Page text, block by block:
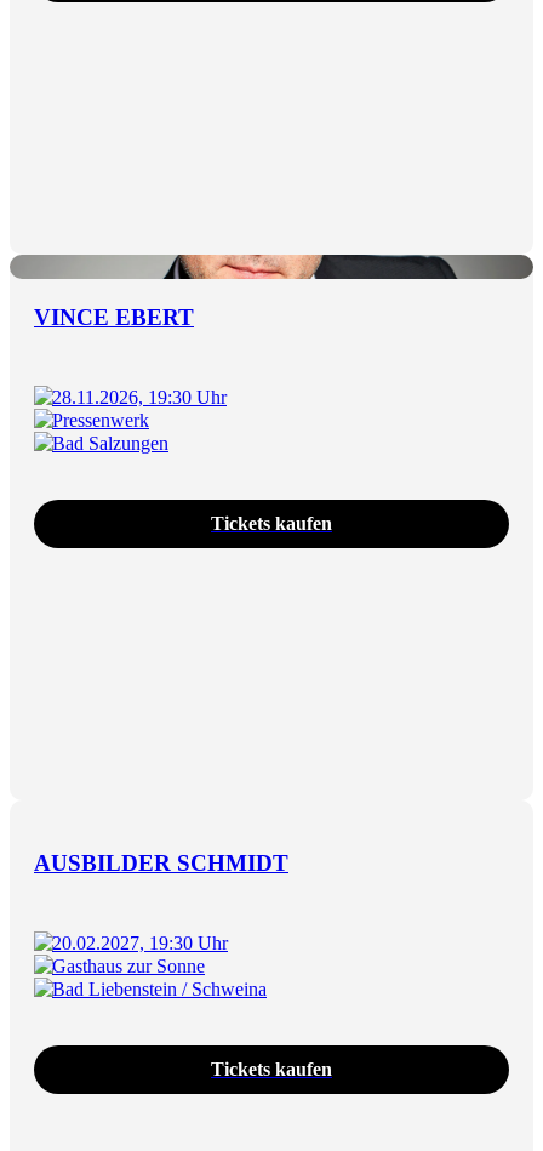
VINCE EBERT
28.11.2026, 19:30 Uhr
Pressenwerk
Bad Salzungen
Tickets kaufen
AUSBILDER SCHMIDT
20.02.2027, 19:30 Uhr
Gasthaus zur Sonne
Bad Liebenstein / Schweina
Tickets kaufen